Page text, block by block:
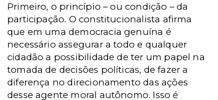
Primeiro, o princípio – ou condição – da
participação. O constitucionalista afirma
que em uma democracia genuína é
necessário assegurar a todo e qualquer
cidadão a possibilidade de ter um papel na
tomada de decisões políticas, de fazer a
diferença no direcionamento das ações
desse agente moral autônomo. Isso é